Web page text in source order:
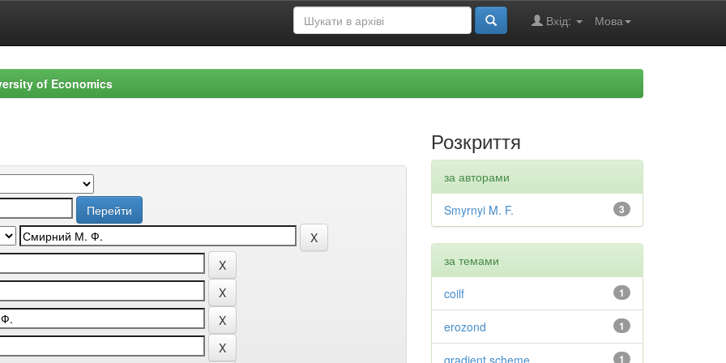
Мова
Вхід:
of Economics
Розкриття
за авторами
3
Smyrnyi M. F.
за темами
1
coilf
1
erozond
1
gradient scheme